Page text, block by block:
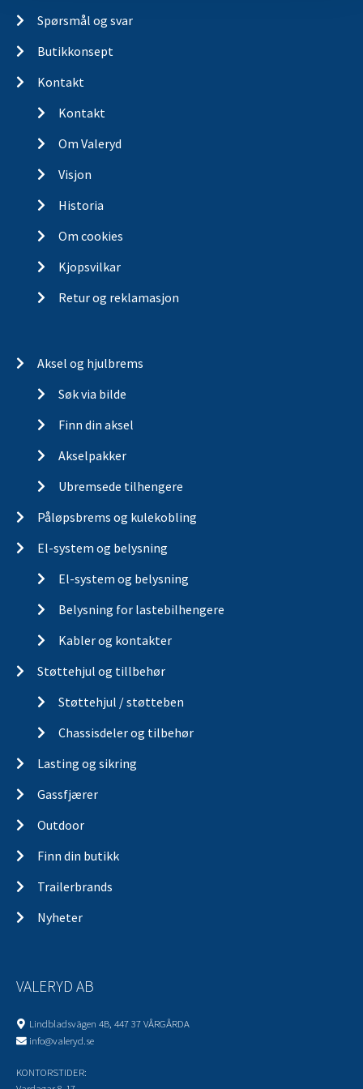
Spørsmål og svar
Butikkonsept
Kontakt
Kontakt
Om Valeryd
Visjon
Historia
Om cookies
Kjopsvilkar
Retur og reklamasjon
Aksel og hjulbrems
Søk via bilde
Finn din aksel
Akselpakker
Ubremsede tilhengere
Påløpsbrems og kulekobling
El-system og belysning
El-system og belysning
Belysning for lastebilhengere
Kabler og kontakter
Støttehjul og tillbehør
Støttehjul / støtteben
Chassisdeler og tilbehør
Lasting og sikring
Gassfjærer
Outdoor
Finn din butikk
Trailerbrands
Nyheter
VALERYD AB
Lindbladsvägen 4B, 447 37 VÅRGÅRDA
info@valeryd.se
KONTORSTIDER: